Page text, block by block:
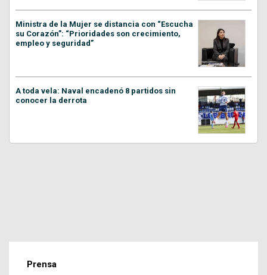
Ministra de la Mujer se distancia con “Escucha
su Corazón”: “Prioridades son crecimiento,
empleo y seguridad”
A toda vela: Naval encadenó 8 partidos sin
conocer la derrota
Prensa